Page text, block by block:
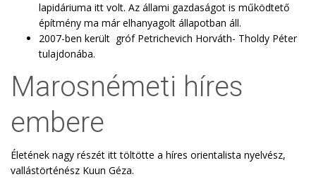
lapidáriuma itt volt. Az állami gazdaságot is működtető
építmény ma már elhanyagolt állapotban áll.
2007-ben került gróf Petrichevich Horváth- Tholdy Péter
tulajdonába.
Marosnémeti híres
embere
Életének nagy részét itt töltötte a híres orientalista nyelvész,
vallástörténész Kuun Géza.